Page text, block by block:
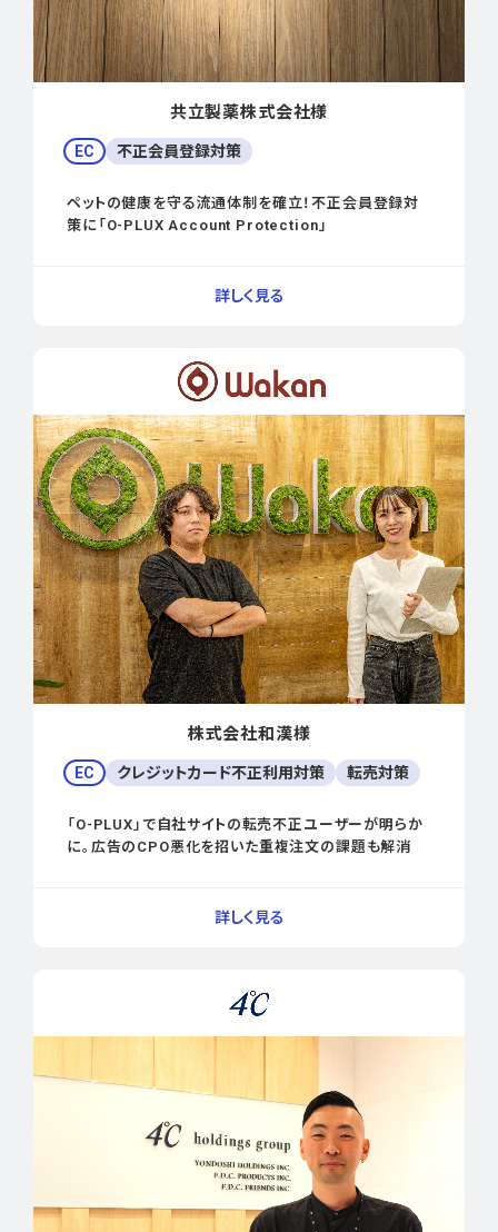
共立製薬株式会社様
EC 不正会員登録対策
ペットの健康を守る流通体制を確立！不正会員登録対
策に「O-PLUX Account Protection」
株式会社和漢様
EC クレジットカード不正利用対策 転売対策
「O-PLUX」で自社サイトの転売不正ユーザーが明らか
に。広告のCPO悪化を招いた重複注文の課題も解消